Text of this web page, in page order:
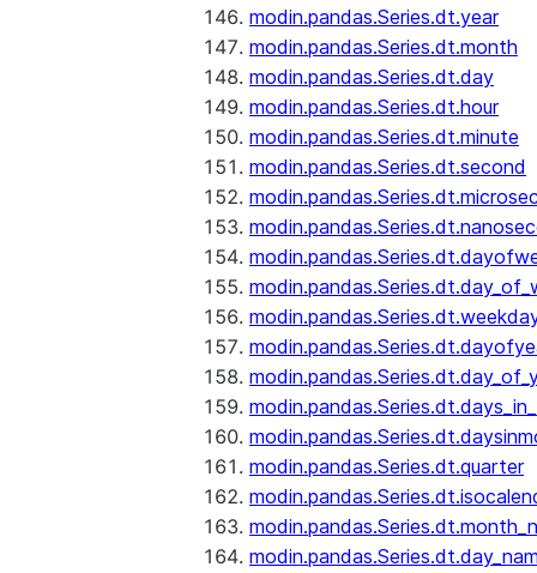
modin.pandas.Series.dt.year
modin.pandas.Series.dt.month
modin.pandas.Series.dt.day
modin.pandas.Series.dt.hour
modin.pandas.Series.dt.minute
modin.pandas.Series.dt.second
modin.pandas.Series.dt.quarter